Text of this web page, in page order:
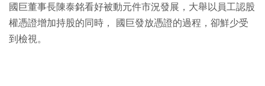
國巨董事長陳泰銘看好被動元件市況發展，大舉以員工認股
權憑證增加持股的同時， 國巨發放憑證的過程，卻鮮少受
到檢視。